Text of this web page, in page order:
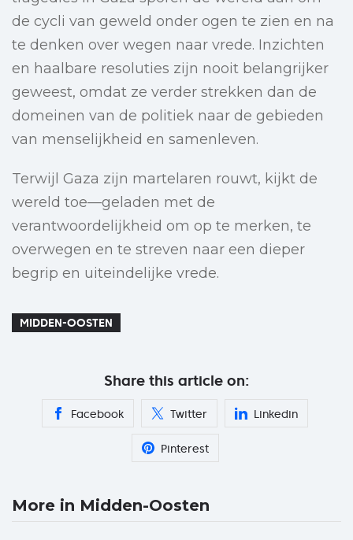
de cycli van geweld onder ogen te zien en na
te denken over wegen naar vrede. Inzichten
en haalbare resoluties zijn nooit belangrijker
geweest, omdat ze verder strekken dan de
domeinen van de politiek naar de gebieden
van menselijkheid en samenleven.
Terwijl Gaza zijn martelaren rouwt, kijkt de
wereld toe—geladen met de
verantwoordelijkheid om op te merken, te
overwegen en te streven naar een dieper
begrip en uiteindelijke vrede.
MIDDEN-OOSTEN
Share this article on:
Facebook Twitter Linkedin
Pinterest
More in Midden-Oosten